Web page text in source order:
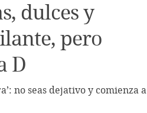
dulces y
pero
D
no seas dejativo y comienza a